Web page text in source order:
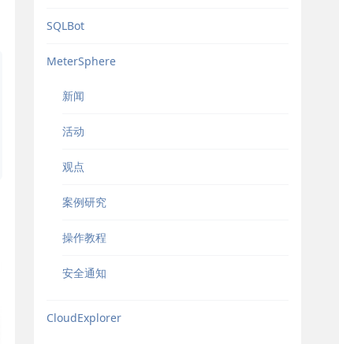
SQLBot
MeterSphere
新闻
活动
观点
案例研究
操作教程
安全通知
CloudExplorer